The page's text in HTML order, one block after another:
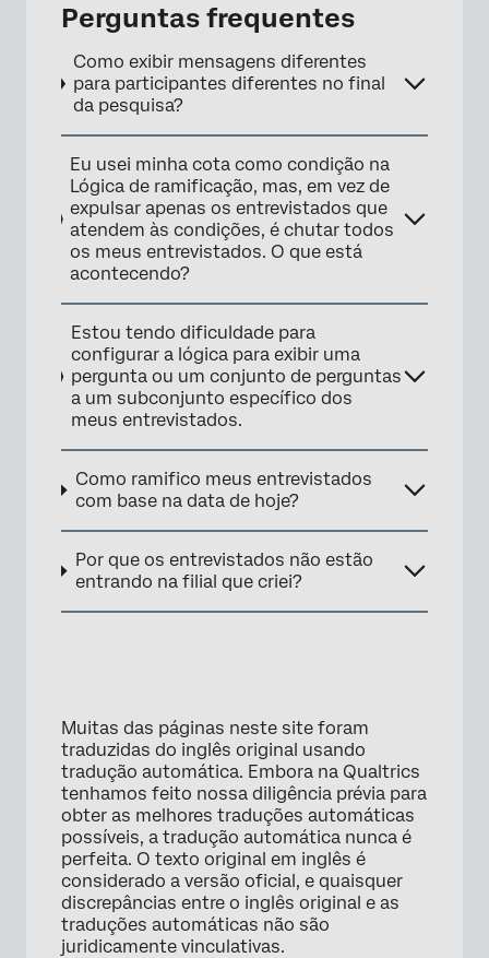
Perguntas frequentes
Como exibir mensagens diferentes
para participantes diferentes no final
da pesquisa?
Eu usei minha cota como condição na
Lógica de ramificação, mas, em vez de
expulsar apenas os entrevistados que
atendem às condições, é chutar todos
os meus entrevistados. O que está
acontecendo?
Estou tendo dificuldade para
configurar a lógica para exibir uma
pergunta ou um conjunto de perguntas
a um subconjunto específico dos
meus entrevistados.
Como ramifico meus entrevistados
com base na data de hoje?
Por que os entrevistados não estão
entrando na filial que criei?
Muitas das páginas neste site foram
traduzidas do inglês original usando
tradução automática. Embora na Qualtrics
tenhamos feito nossa diligência prévia para
obter as melhores traduções automáticas
possíveis, a tradução automática nunca é
perfeita. O texto original em inglês é
considerado a versão oficial, e quaisquer
discrepâncias entre o inglês original e as
traduções automáticas não são
juridicamente vinculativas.